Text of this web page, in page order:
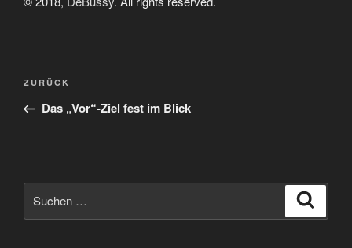
Beitragsnavigation
Vorheriger
Beitrag
ZURÜCK
Das „Vor“-Ziel fest im Blick
nach: